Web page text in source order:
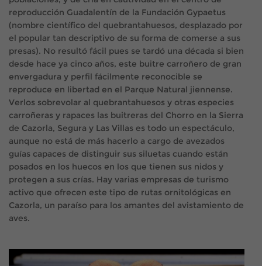
reproducción Guadalentín de la Fundación Gypaetus
(nombre científico del quebrantahuesos, desplazado por
el popular tan descriptivo de su forma de comerse a sus
presas). No resultó fácil pues se tardó una década si bien
desde hace ya cinco años, este buitre carroñero de gran
envergadura y perfil fácilmente reconocible se
reproduce en libertad en el Parque Natural jiennense.
Verlos sobrevolar al quebrantahuesos y otras especies
carroñeras y rapaces las buitreras del Chorro en la Sierra
de Cazorla, Segura y Las Villas es todo un espectáculo,
aunque no está de más hacerlo a cargo de avezados
guías capaces de distinguir sus siluetas cuando están
posados en los huecos en los que tienen sus nidos y
protegen a sus crías. Hay varias empresas de turismo
activo que ofrecen este tipo de rutas ornitológicas en
Cazorla, un paraíso para los amantes del avistamiento de
aves.